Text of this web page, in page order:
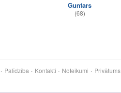
Guntars
(68)
Palīdzība Kontakti Noteikumi Privātums